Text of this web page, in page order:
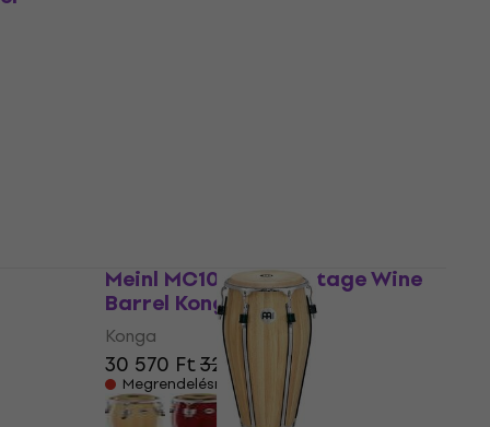
Meinl MC100VWB Vintage Wine
Barrel Konga
Konga
30 570 Ft32 300 Ft
Megrendelésre